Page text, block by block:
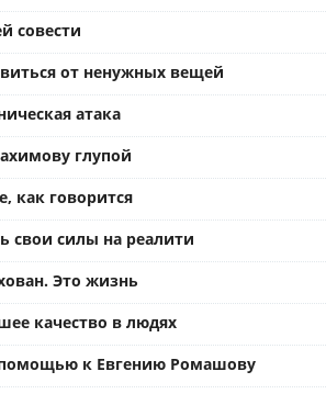
совести
от ненужных вещей
атака
глупой
как говорится
свои силы на реалити
Это жизнь
качество в людях
помощью к Евгению Ромашову